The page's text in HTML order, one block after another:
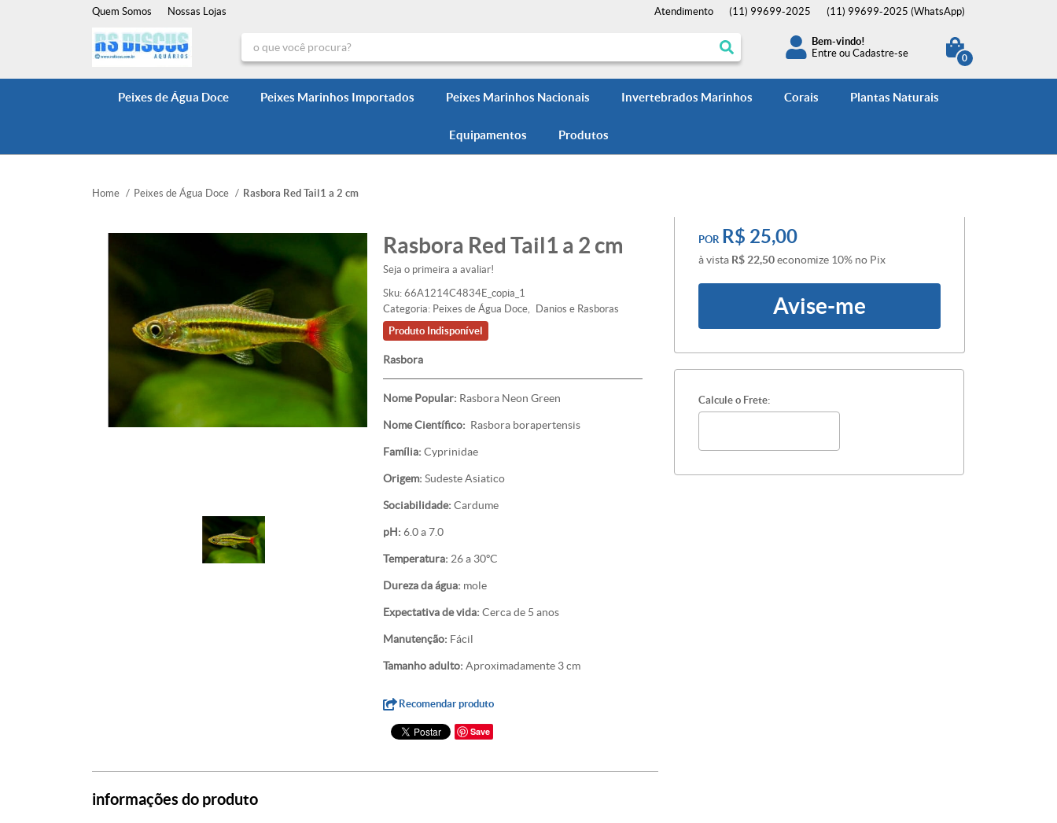
Quem Somos Nossas Lojas Atendimento (11) 99699-2025 (11) 99699-2025 (WhatsApp)
Bem-vindo!
Entre ouCadastre-se 0
Peixes de Água Doce Peixes Marinhos Importados Peixes Marinhos Nacionais Invertebrados Marinhos Corais Plantas Naturais
Equipamentos Produtos
Home Peixes de Água Doce Rasbora Red Tail1 a 2 cm
Rasbora Red Tail1 a 2 cm
Seja o primeira a avaliar!
Sku: 66A1214C4834E_copia_1
Categoria: Peixes de Água Doce
Danios e Rasboras
Produto Indisponível
Rasbora
Nome Popular: Rasbora Neon Green
Nome Científico: Rasbora borapertensis
Família: Cyprinidae
Origem: Sudeste Asiatico
Sociabilidade: Cardume
pH: 6.0 a 7.0
Temperatura: 26 a 30ºC
Dureza da água: mole
Expectativa de vida: Cerca de 5 anos
Manutenção: Fácil
Tamanho adulto: Aproximadamente 3 cm
Recomendar produto
Save
POR R$ 25,00
à vista R$ 22,50economize 10% no Pix
Avise-me
Calcule o Frete:
informações do produto